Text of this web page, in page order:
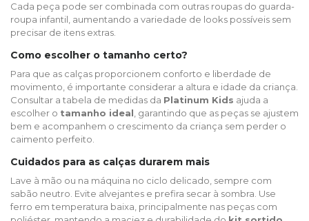
Cada peça pode ser combinada com outras roupas do guarda-
roupa infantil, aumentando a variedade de looks possíveis sem
precisar de itens extras.
Como escolher o tamanho certo?
Para que as calças proporcionem conforto e liberdade de
movimento, é importante considerar a altura e idade da criança.
Consultar a tabela de medidas da Platinum Kids ajuda a
escolher o tamanho ideal , garantindo que as peças se ajustem
bem e acompanhem o crescimento da criança sem perder o
caimento perfeito.
Cuidados para as calças durarem mais
Lave à mão ou na máquina no ciclo delicado, sempre com
sabão neutro. Evite alvejantes e prefira secar à sombra. Use
ferro em temperatura baixa, principalmente nas peças com